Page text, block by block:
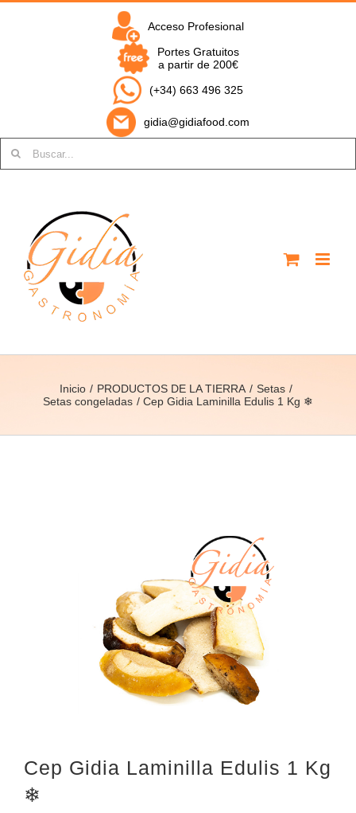
Saltar
Acceso Profesional
Portes Gratuitos
a partir de 200€
(+34) 663 496 325
gidia@gidiafood.com
Inicio PRODUCTOS DE LA TIERRA
Setas
Setas congeladas
Cep Gidia Laminilla Edulis 1 Kg ❄
Cep Gidia Laminilla Edulis 1 Kg
❄